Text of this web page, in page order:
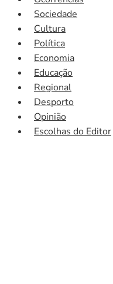
Sociedade
Cultura
Política
Economia
Educação
Regional
Desporto
Opinião
Escolhas do Editor